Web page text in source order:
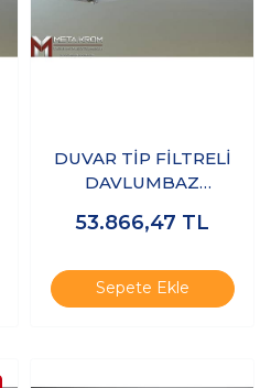
DUVAR TİP FİLTRELİ
DAVLUMBAZ
KALİTE
53.866,47 TL
Sepete Ekle